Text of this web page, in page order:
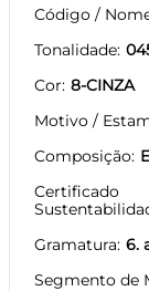
Código /
Tonalidade
Cor 8-CINZA
Motivo /
Composição
Certificado
Gramatura 6.
Segmento de